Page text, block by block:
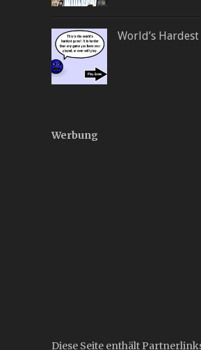
World’s Hardest
Werbung
Diese Seite enthält